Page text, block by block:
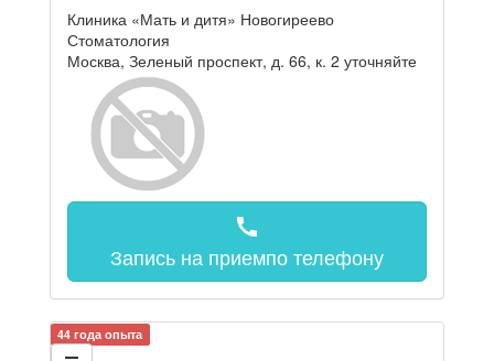
Клиника «Мать и дитя» Новогиреево
Стоматология
Москва, Зеленый проспект, д. 66, к. 2 уточняйте
call
Запись на приемпо телефону
44 года опыта